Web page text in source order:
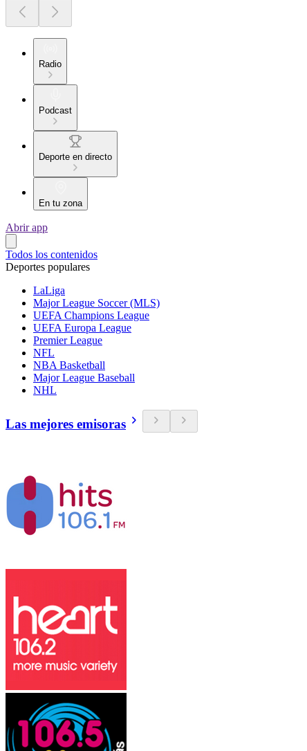
Radio
Podcast
Deporte en directo
En tu zona
Abrir app
Todos los contenidos
Deportes populares
LaLiga
Major League Soccer (MLS)
UEFA Champions League
UEFA Europa League
Premier League
NFL
NBA Basketball
Major League Baseball
NHL
Las mejores emisoras